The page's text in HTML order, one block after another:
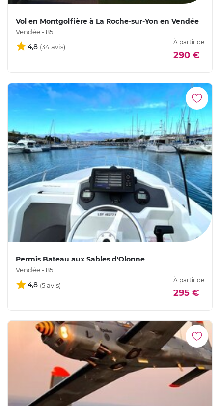
Vol en Montgolfière à La Roche-sur-Yon en Vendée
Vendée - 85
4,8
À partir de
290 €
Permis Bateau aux Sables d'Olonne
Vendée - 85
4,8
À partir de
295 €